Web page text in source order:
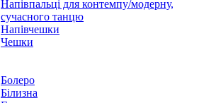
Напівпальці для контемпу/модерну,
сучасного танцю
Напівчешки
Чешки
Болеро
Білизна